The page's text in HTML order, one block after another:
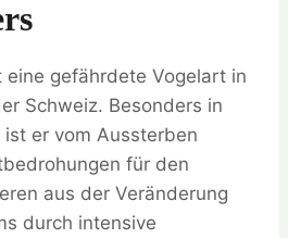
eine gefährdete Vogelart in
Schweiz. Besonders in
er vom Aussterben
für den
aus der Veränderung
durch intensive